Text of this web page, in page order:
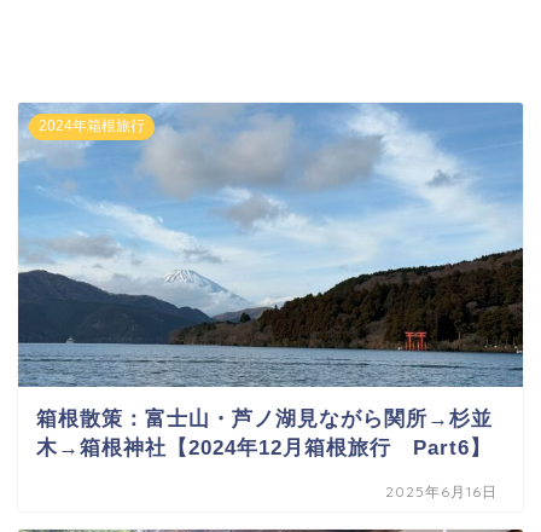
2024年箱根旅行
箱根散策：富士山・芦ノ湖見ながら関所→杉並
木→箱根神社【2024年12月箱根旅行 Part6】
2025年6月16日